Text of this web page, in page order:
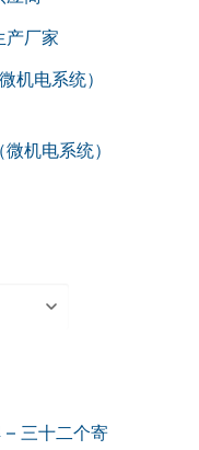
产厂家
机电系统）
机电系统）
– 三十二个寄